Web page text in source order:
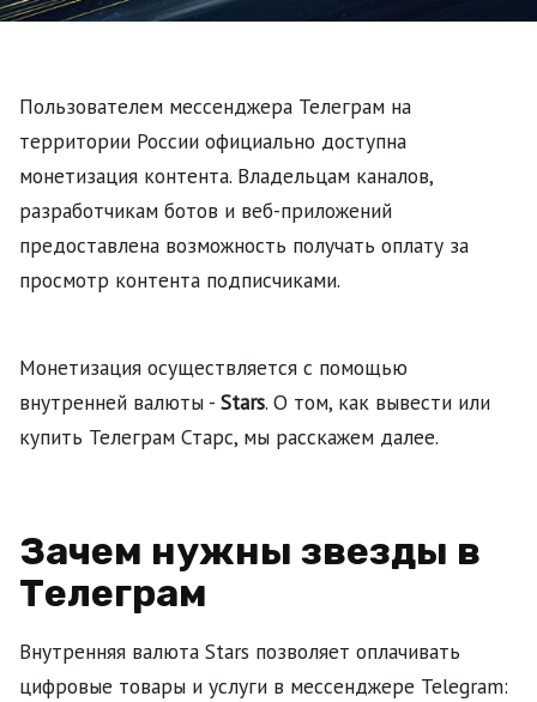
Пользователем мессенджера Телеграм на
территории России официально доступна
монетизация контента. Владельцам каналов,
разработчикам ботов и веб-приложений
предоставлена возможность получать оплату за
просмотр контента подписчиками.
Монетизация осуществляется с помощью
внутренней валюты - Stars. О том, как вывести или
купить Телеграм Старс, мы расскажем далее.
Зачем нужны звезды в
Телеграм
Внутренняя валюта Stars позволяет оплачивать
цифровые товары и услуги в мессенджере Telegram: